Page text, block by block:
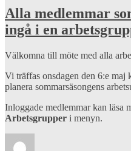
Alla medlemmar
ingå i en
Välkomna till möte med alla
Vi träffas onsdagen den 6:e
planera sommarsäsongens
Inloggade medlemmar kan läsa
Arbetsgrupper i menyn.